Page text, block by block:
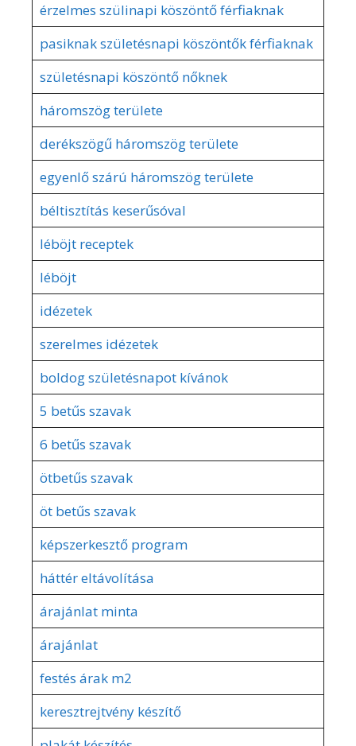
érzelmes szülinapi köszöntő férfiaknak
pasiknak születésnapi köszöntők férfiaknak
születésnapi köszöntő nőknek
háromszög területe
derékszögű háromszög területe
egyenlő szárú háromszög területe
béltisztítás keserűsóval
léböjt receptek
léböjt
idézetek
szerelmes idézetek
boldog születésnapot kívánok
5 betűs szavak
6 betűs szavak
ötbetűs szavak
öt betűs szavak
képszerkesztő program
háttér eltávolítása
árajánlat minta
árajánlat
festés árak m2
keresztrejtvény készítő